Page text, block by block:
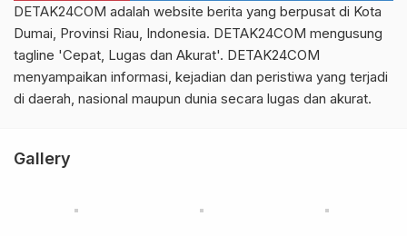
DETAK24COM adalah website berita yang berpusat di Kota
Dumai, Provinsi Riau, Indonesia. DETAK24COM mengusung
tagline 'Cepat, Lugas dan Akurat'. DETAK24COM
menyampaikan informasi, kejadian dan peristiwa yang terjadi
di daerah, nasional maupun dunia secara lugas dan akurat.
Gallery